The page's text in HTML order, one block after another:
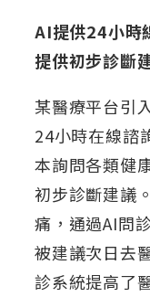
AI提供24小時
提供初步診斷
某醫療平台引
24小時在線諮
本詢問各類健
初步診斷建議
痛，通過AI問
被建議次日去
診系統提高了